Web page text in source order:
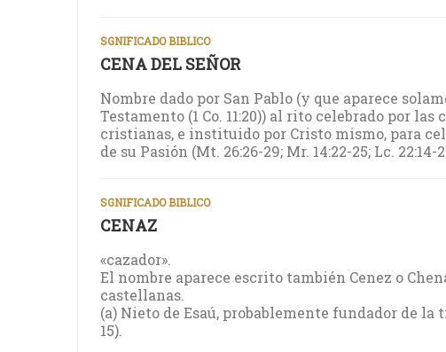
SGNIFICADO BIBLICO
CENA DEL SEÑOR
Nombre dado por San Pablo (y que aparece
Testamento (1 Co. 11:20)) al rito celebrado por
cristianas, e instituido por Cristo mismo, para
de su Pasión (Mt. 26:26-29; Mr. 14:22-25; Lc. 22:14-
SGNIFICADO BIBLICO
CENAZ
«cazador».
El nombre aparece escrito también Cenez o
castellanas.
(a) Nieto de Esaú, probablemente fundador de la
15).